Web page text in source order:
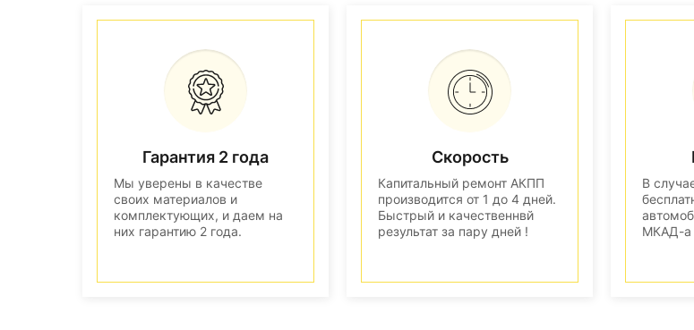
Гарантия 2 года
Мы уверены в качестве
своих материалов и
комплектующих, и даем на
них гарантию 2 года.
Скорость
Капитальный ремонт АКПП
производится от 1 до 4 дней.
Быстрый и качественнвй
результат за пару дней !
В
МКАД-а